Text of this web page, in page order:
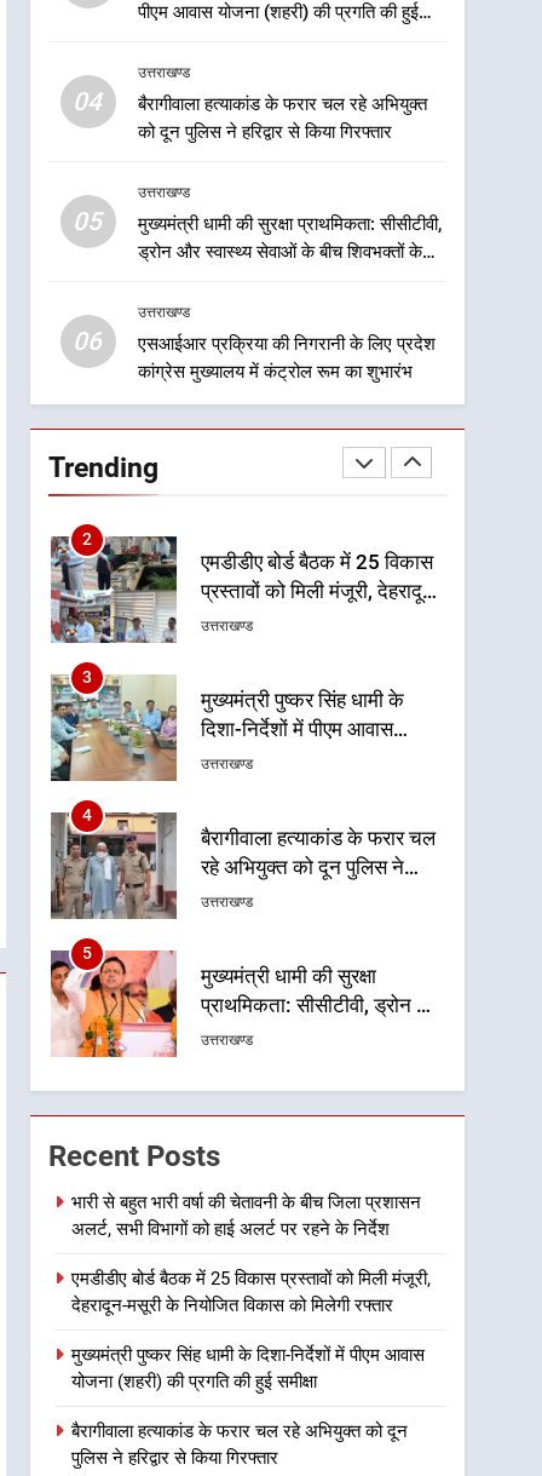
पीएम आवास योजना (शहरी) की प्रगति की हुई
04
उत्तराखण्ड
बैरागीवाला हत्याकांड के फरार चल रहे अभियुक्त
को दून पुलिस ने हरिद्वार से किया गिरफ्तार
05
उत्तराखण्ड
मुख्यमंत्री धामी की सुरक्षा प्राथमिकता: सीसीटीवी,
ड्रोन और स्वास्थ्य सेवाओं के बीच शिवभक्तों के
06
उत्तराखण्ड
एसआईआर प्रक्रिया की निगरानी के लिए प्रदेश
कांग्रेस मुख्यालय में कंट्रोल रूम का शुभारंभ
Trending
माह होगी प्रगति समीक्षा
उत्तराखण्ड
मुख्यमंत्री से शिष्टाचार भेंट पर्यटन
और सांस्कृतिक गतिविधियों के
उत्तराखण्ड
भारी से बहुत भारी वर्षा की चेतावनी
के बीच जिला प्रशासन अलर्ट, सभी
विभागों को हाई अलर्ट पर रहने के
एमडीडीए बोर्ड बैठक में 25 विकास
मिलेगी रफ्तार
3
मुख्यमंत्री पुष्कर सिंह धामी के
दिशा-निर्देशों में पीएम आवास
समीक्षा
4
बैरागीवाला हत्याकांड के फरार चल
रहे अभियुक्त को दून पुलिस ने
5
मुख्यमंत्री धामी की सुरक्षा
प्राथमिकता: सीसीटीवी, ड्रोन और
के लिए बनाया सुरक्षित कांवड़ मार्ग
6
एसआईआर प्रक्रिया की निगरानी
के लिए प्रदेश कांग्रेस मुख्यालय में
सड़क सुरक्षा पर डीएम का सख्त
एक्शन, ब्लैक स्पॉट होंगे सुरक्षित, हर
माह होगी प्रगति समीक्षा
उत्तराखण्ड
8
महाराज की राजस्थान के
और सांस्कृतिक गतिविधियों के
विस्तार पर हुई चर्चा
उत्तराखण्ड
भारी से बहुत भारी वर्षा की चेतावनी
के बीच जिला प्रशासन अलर्ट, सभी
Recent Posts
भारी से बहुत भारी वर्षा की चेतावनी के बीच जिला प्रशासन
अलर्ट, सभी विभागों को हाई अलर्ट पर रहने के निर्देश
एमडीडीए बोर्ड बैठक में 25 विकास प्रस्तावों को मिली मंजूरी,
देहरादून-मसूरी के नियोजित विकास को मिलेगी रफ्तार
मुख्यमंत्री पुष्कर सिंह धामी के दिशा-निर्देशों में पीएम आवास
योजना (शहरी) की प्रगति की हुई समीक्षा
बैरागीवाला हत्याकांड के फरार चल रहे अभियुक्त को दून
पुलिस ने हरिद्वार से किया गिरफ्तार